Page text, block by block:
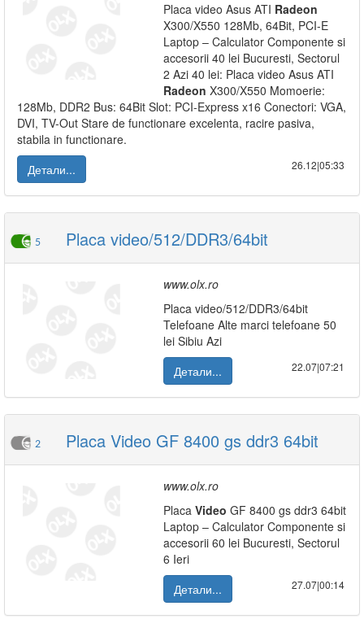
Placa video Asus ATI Radeon
X300/X550 128Mb, 64Bit, PCI-E
Laptop – Calculator Componente si
accesorii 40 lei Bucuresti, Sectorul
2 Azi 40 lei: Placa video Asus ATI
Radeon X300/X550 Momoerie:
128Mb, DDR2 Bus: 64Bit Slot: PCI-Express x16 Conectori: VGA,
DVI, TV-Out Stare de functionare excelenta, racire pasiva,
stabila in functionare.
Детали...
26.12|05:33
5 Placa video/512/DDR3/64bit
www.olx.ro
Placa video/512/DDR3/64bit
Telefoane Alte marci telefoane 50
lei Sibiu Azi
Детали...
22.07|07:21
2 Placa Video GF 8400 gs ddr3 64bit
www.olx.ro
Placa Video GF 8400 gs ddr3 64bit
Laptop – Calculator Componente si
accesorii 60 lei Bucuresti, Sectorul
6 Ieri
Детали...
27.07|00:14